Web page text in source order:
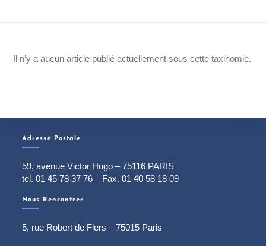
Il n’y a aucun article publié actuellement sous cette taxinomie.
Adresse Postale
59, avenue Victor Hugo – 75116 PARIS
tel. 01 45 78 37 76 – Fax. 01 40 58 18 09
Nous Rencontrer
5, rue Robert de Flers – 75015 Paris